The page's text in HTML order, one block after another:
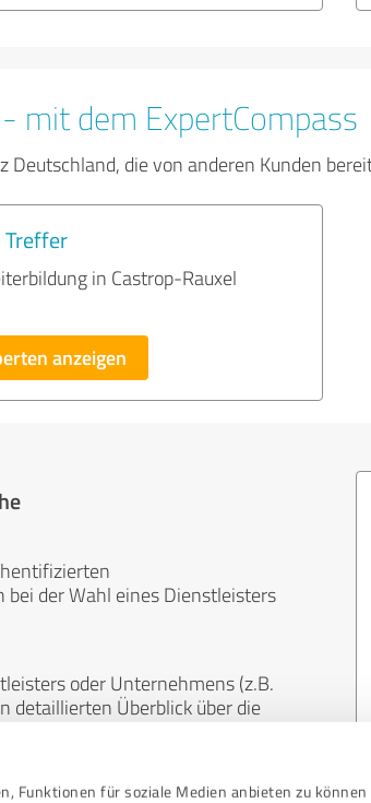
Funktionen für soziale Medien anbieten zu können
mit dem ExpertCompass
die von anderen Kunden
Treffer
in Castrop-Rauxel
anzeigen
der Wahl eines Dienstleisters
oder Unternehmens (z.B.
detaillierten Überblick über die
neutral. Bewertungen von